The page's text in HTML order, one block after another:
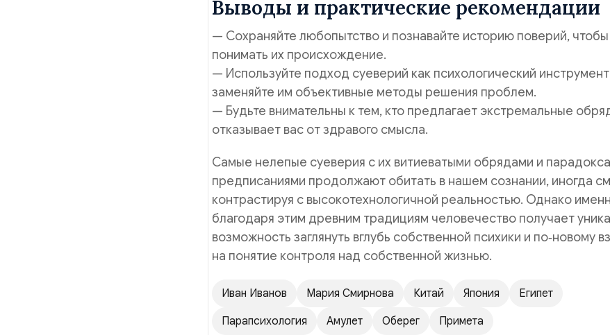
Выводы и практические рекомендации
— Сохраняйте любопытство и познавайте историю поверий, чтобы
понимать их происхождение.
— Используйте подход суеверий как психологический
заменяйте им объективные методы решения проблем.
— Будьте внимательны к тем, кто предлагает экстремальные
отказывает вас от здравого смысла.
Самые нелепые суеверия с их витиеватыми обрядами и
предписаниями продолжают обитать в нашем сознании, иногда
контрастируя с высокотехнологичной реальностью. Однако
благодаря этим древним традициям человечество получает
возможность заглянуть вглубь собственной психики и по‑новому
на понятие контроля над собственной жизнью.
Иван Иванов Мария Смирнова Китай Япония
Египет
Парапсихология
Амулет Оберег Примета